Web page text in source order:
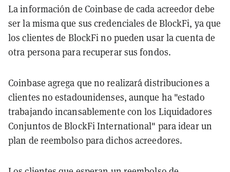
La información de Coinbase de cada acreedor debe
ser la misma que sus credenciales de BlockFi, ya que
los clientes de BlockFi no pueden usar la cuenta de
otra persona para recuperar sus fondos.
Coinbase agrega que no realizará distribuciones a
clientes no estadounidenses, aunque ha "estado
trabajando incansablemente con los Liquidadores
Conjuntos de BlockFi International" para idear un
plan de reembolso para dichos acreedores.